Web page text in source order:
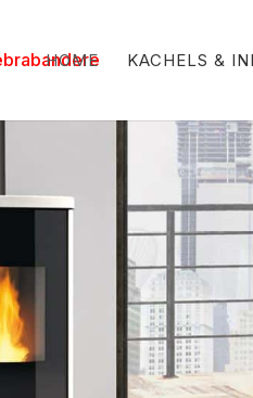
HOME KACHELS &